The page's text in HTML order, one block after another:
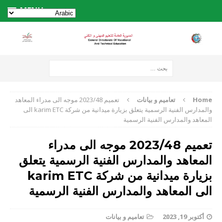
MENU
Home تعاميم و بيانات
تعميم 2023/48 موجه الى مدراء المعاهد
والمدارس الفنية الرسمية يتعلق بزيارة ميدانية من شركة karim ETC الى
المعاهد والمدارس الفنية الرسمية
تعميم 2023/48 موجه الى مدراء
المعاهد والمدارس الفنية الرسمية يتعلق
بزيارة ميدانية من شركة karim ETC
الى المعاهد والمدارس الفنية الرسمية
أكتوبر 19, 2023 تعاميم و بيانات